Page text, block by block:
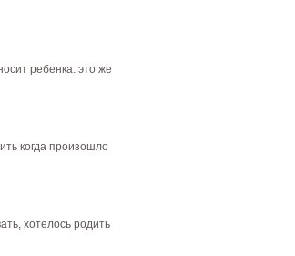
ребенка. это же
когда произошло
хотелось родить